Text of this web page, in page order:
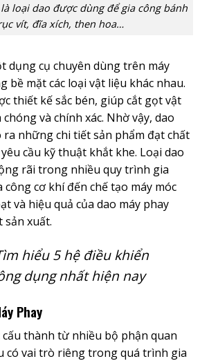
loại dao được dùng để gia công bánh
vít, đĩa xích, then hoa…
dụng cụ chuyên dùng trên máy
bề mặt các loại vật liệu khác nhau.
thiết kế sắc bén, giúp cắt gọt vật
và chính xác. Nhờ vậy, dao
ra những chi tiết sản phẩm đạt chất
cầu kỹ thuật khắt khe. Loại dao
rãi trong nhiều quy trình gia
cơ khí đến chế tạo máy móc
và hiệu quả của dao máy phay
sản xuất.
hiểu 5 hệ điều khiển
dụng nhất hiện nay
Phay
cấu thành từ nhiều bộ phận quan
có vai trò riêng trong quá trình gia